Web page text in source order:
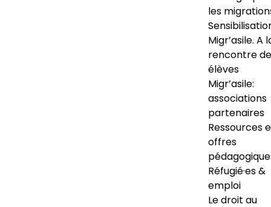
les
Migr’asile. A
rencontre
élèves
Migr’asile:
associations
partenaires
Ressources
offres
Réfugié·es &
emploi
Le droit au